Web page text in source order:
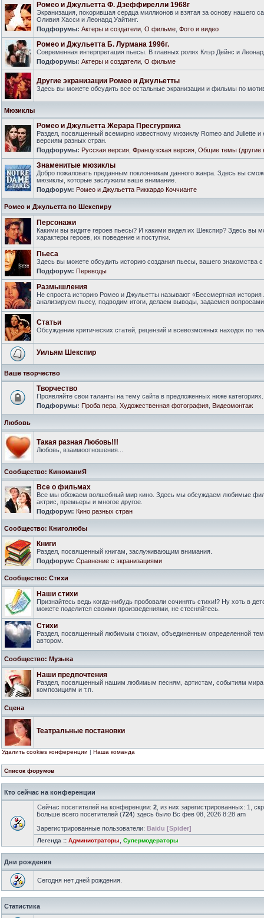
Ромео и Джульетта Ф. Дзеффирелли 1968г
Экранизация, покорившая сердца миллионов и взятая за основу нашего
Оливия Хасси и Леонард Уайтинг.
Подфорумы: Актеры и создатели О фильме Фото и видео
Ромео и Джульетта Б. Лурмана 1996г.
Современная интерпретация пьесы. В главных ролях Клэр Дейнс и
Подфорумы: Актеры и создатели О фильме
Другие экранизации Ромео и Джульетты
Здесь вы можете обсудить все остальные экранизации и фильмы по
Мюзиклы
Ромео и Джульетта Жерара Пресгурвика
Раздел, посвященный всемирно известному мюзиклу Romeo and Juliette и
версиям разных стран.
Подфорумы: Русская версия Французская версия Общие темы (другие
Знаменитые мюзиклы
Добро пожаловать преданным поклонникам данного жанра. Здесь вы
мюзиклы, которые заслужили ваше внимание.
Подфорум: Ромео и Джульетта Риккардо Коччианте
Ромео и Джульетта по Шекспиру
Персонажи
Какими вы видите героев пьесы? И какими видел их Шекспир? Здесь вы
характеры героев, их поведение и поступки.
Пьеса
Здесь вы можете обсудить историю создания пьесы, вашего знакомства
Подфорум: Переводы
Размышления
Не спроста историю Ромео и Джульетты называют «Бессмертная
анализируем пьесу, подводим итоги, делаем выводы, задаемся
Статьи
Обсуждение критических статей, рецензий и всевозможных находок по
Уильям Шекспир
Ваше творчество
Творчество
Проявляйте свои таланты на тему сайта в предложенных ниже категориях.
Подфорумы: Проба пера Художественная фотография Видеомонтаж
Любовь
Такая разная Любовь!!!
Любовь, взаимоотношения...
Сообщество: КиноманиЯ
Все о фильмах
Все мы обожаем волшебный мир кино. Здесь мы обсуждаем любимые
актрис, премьеры и многое другое.
Подфорум: Кино разных стран
Сообщество: Книголюбы
Книги
Раздел, посвященный книгам, заслуживающим внимания.
Подфорум: Сравнение с экранизациями
Сообщество: Стихи
Наши стихи
Признайтесь ведь когда-нибудь пробовали сочинять стихи!? Ну хоть в
можете поделится своими произведениями, не стесняйтесь.
Стихи
Раздел, посвященный любимым стихам, объединенным определенной
автором.
Сообщество: Музыка
Наши предпочтения
Раздел, посвященный нашим любимым песням, артистам, событиям
композициям и т.п.
Сцена
Театральные постановки
Удалить cookies конференции | Наша команда
Список форумов
Кто сейчас на конференции
Сейчас посетителей на конференции: 2 , из них зарегистрированных: 1,
Больше всего посетителей (724) здесь было Вс фев 08, 2026 8:28 am
Зарегистрированные пользователи: Baidu [Spider]
Легенда :: Администраторы Супермодераторы
Дни рождения
Сегодня нет дней рождения.
Статистика